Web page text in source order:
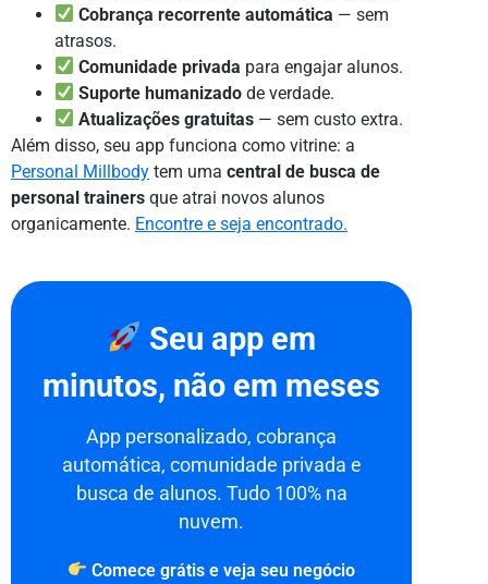
Cobrança recorrente automática — sem
atrasos.
Comunidade privada para engajar alunos.
Suporte humanizado de verdade.
Atualizações gratuitas — sem custo extra.
Além disso, seu app funciona como vitrine: a
Personal Millbody tem uma central de busca de
personal trainers que atrai novos alunos
organicamente. Encontre e seja encontrado.
Seu app em
minutos, não em meses
App personalizado, cobrança
automática, comunidade privada e
busca de alunos. Tudo 100% na
nuvem.
Comece grátis e veja seu negócio